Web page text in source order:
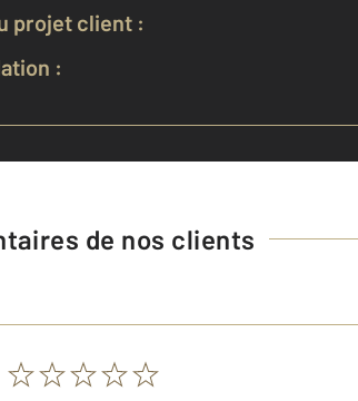
projet client :
:
de nos clients